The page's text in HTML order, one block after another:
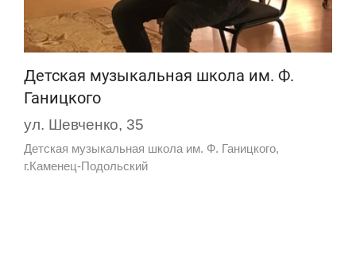
Детская музыкальная школа им. Ф.
Ганицкого
ул. Шевченко, 35
Детская музыкальная школа им. Ф. Ганицкого,
г.Каменец-Подольский